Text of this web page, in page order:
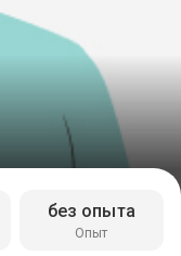
Опыт
без опыта